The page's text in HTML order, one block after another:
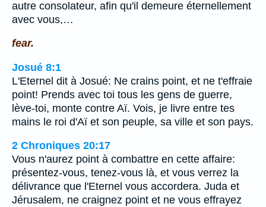
autre consolateur, afin qu'il demeure éternellement
avec vous,…
fear.
Josué 8:1
L'Eternel dit à Josué: Ne crains point, et ne t'effraie
point! Prends avec toi tous les gens de guerre,
lève-toi, monte contre Aï. Vois, je livre entre tes
mains le roi d'Aï et son peuple, sa ville et son pays.
2 Chroniques 20:17
Vous n'aurez point à combattre en cette affaire:
présentez-vous, tenez-vous là, et vous verrez la
délivrance que l'Eternel vous accordera. Juda et
Jérusalem, ne craignez point et ne vous effrayez